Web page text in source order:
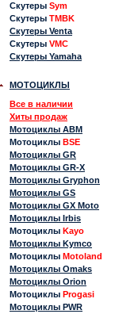
Скутеры Sym
Скутеры TMBK
Скутеры Venta
Скутеры VMC
Скутеры Yamaha
МОТОЦИКЛЫ
Все в наличии
Хиты продаж
Мотоциклы ABM
Мотоциклы BSE
Мотоциклы GR
Мотоциклы GR-X
Мотоциклы Gryphon
Мотоциклы GS
Мотоциклы GX Moto
Мотоциклы Irbis
Мотоциклы Kayo
Мотоциклы Kymco
Мотоциклы Motoland
Мотоциклы Omaks
Мотоциклы Orion
Мотоциклы Progasi
Мотоциклы PWR